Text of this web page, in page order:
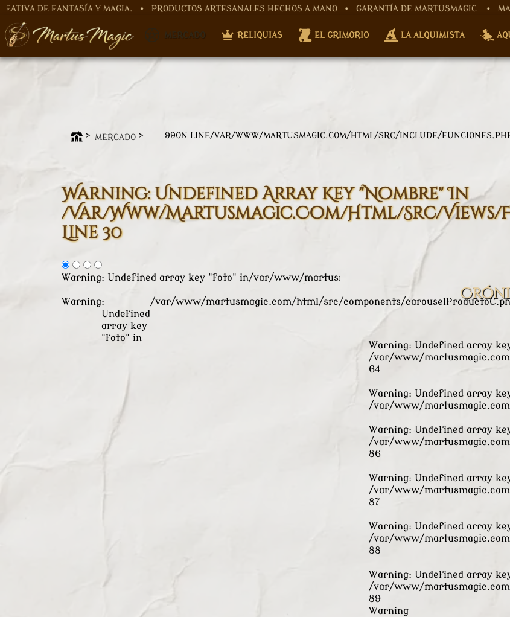
Y MAGIA. • PRODUCTOS ARTESANALES HECHOS A MANO • GARANTÍA DE MARTUSMAGIC •
RELIQUIAS EL GRIMORIO LA ALQUIMISTA
Warning: Undefined array key "id_categoria" in/var/www/martusmagic.com/html/src/controller/
/VAR/WWW/MARTUSMAGIC.COM/HTML/SRC/INCLUDE/
ON LINE
99
MERCADO
Warning: Undefined Array Key "nombre" In
/var/www/martusmagic.com/html/src/views/
Line30
Warning: Undefined array key "foto" in/var/www/martusmagic.com/html/src/components/
Warning:
Undefined
array key
"foto" in
/var/www/martusmagic.com/html/src/components/
Warning: Undefined array
/var/www/
64
Warning: Undefined array
/var/www/
Warning: Undefined array
/var/www/
86
Warning: Undefined array
/var/www/
87
Warning: Undefined array
/var/www/
88
Warning: Undefined array
/var/www/
89
Warning